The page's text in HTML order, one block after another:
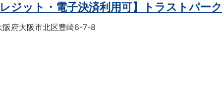
レジット・電子決済利用可】トラストパー
阪府大阪市北区豊崎6-7-8